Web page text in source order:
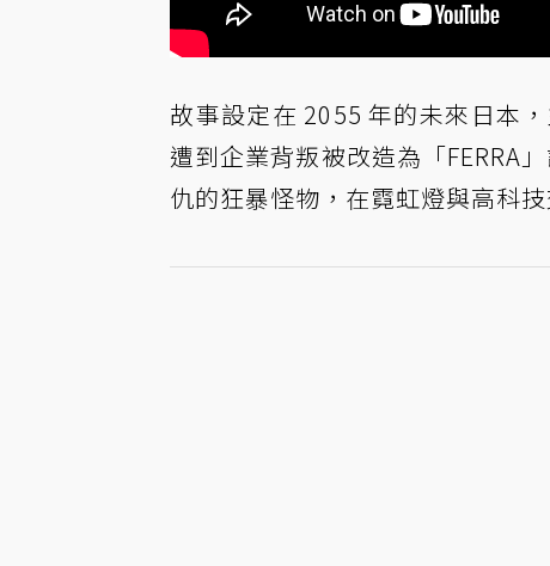
故事設定在 2055 年的未來日本
遭到企業背叛被改造為「FERRA
仇的狂暴怪物，在霓虹燈與高科